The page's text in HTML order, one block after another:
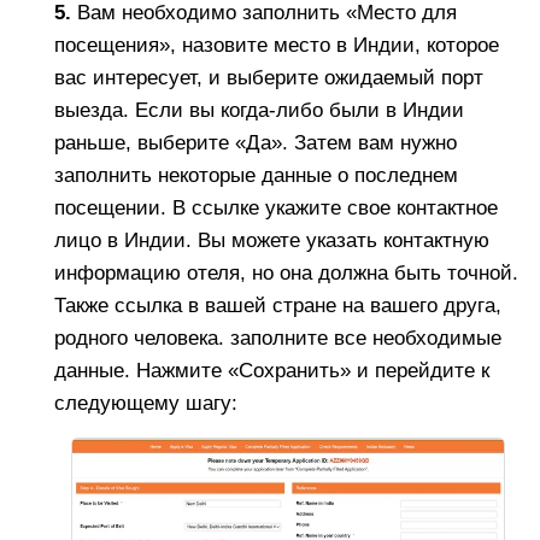
5. Вам необходимо заполнить «Место для
посещения», назовите место в Индии, которое
вас интересует, и выберите ожидаемый порт
выезда. Если вы когда-либо были в Индии
раньше, выберите «Да». Затем вам нужно
заполнить некоторые данные о последнем
посещении. В ссылке укажите свое контактное
лицо в Индии. Вы можете указать контактную
информацию отеля, но она должна быть точной.
Также ссылка в вашей стране на вашего друга,
родного человека. заполните все необходимые
данные. Нажмите «Сохранить» и перейдите к
следующему шагу: